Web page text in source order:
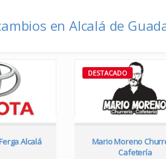
en Alcalá de
Alcalá
DESTACADO
Mario Moreno
Cafetería